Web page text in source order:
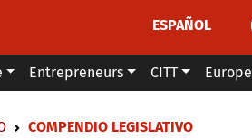
ESPAÑOL
Entrepreneurs CITT Europe
COMPENDIO LEGISLATIVO